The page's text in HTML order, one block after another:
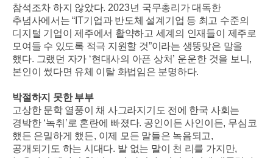
참석조차 하지 않았다. 2023년 국무총리가 대독한
추념사에서는“IT기업과 반도체 설계기업 등 최고 수준의
디지털 기업이 제주에서 활약하고 세계의 인재들이 제주로
모여들 수 있도록 적극 지원할 것”이라는 생뚱맞은 말을
했다. 그랬던 자가 ‘현대사의 아픈 상처’ 운운한 것을 보니 ,
본인이 썼다면 유체 이탈 화법임은 분명하다.
박절하지 못한 부부
고상한 문학 열풍이 채 사그라지기도 전에 한국 사회는
경박한 ‘녹취 ’ 로 혼란에 빠졌다. 공인이든 사인이든, 무심코
했든 은밀하게 했든, 이제 모든 말들은 녹음되고,
공개되기도 하는 시대다. 발 없는 말이 천 리를 가지만,